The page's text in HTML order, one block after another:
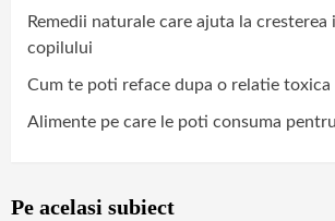
Remedii naturale care ajuta la
copilului
Cum te poti reface dupa o relatie toxica
Alimente pe care le poti consuma
Pe acelasi subiect